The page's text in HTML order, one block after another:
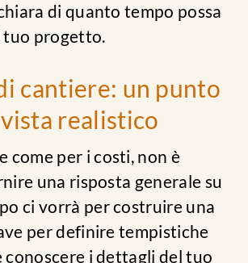
di quanto tempo possa
tuo progetto.
cantiere: un punto
realistico
come per i costi, non è
una risposta generale su
ci vorrà per costruire una
per definire tempistiche
conoscere i dettagli del tuo